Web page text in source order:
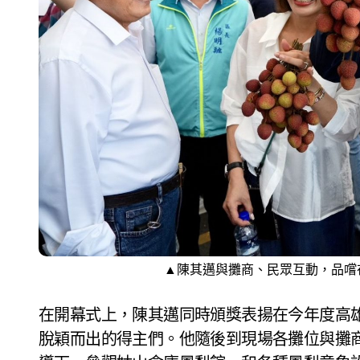
▲陳其邁與攤商、民眾互動，品
在開幕式上， 陳其邁同時頒獎表揚在今年度
脫穎而出的得主們。他隨後到現場各攤位與攤